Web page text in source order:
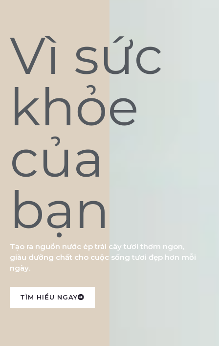
Vì sức
khỏe
của
bạn
Tạo ra nguồn nước ép trái cây tươi thơm ngon,
giàu dưỡng chất cho cuộc sống tươi đẹp hơn mỗi
ngày.
TÌM HIỂU NGAY